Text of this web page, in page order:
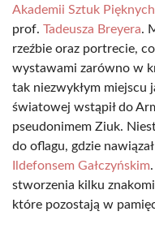
Akademii Sztuk
prof. Tadeusza Breyera.
rzeźbie oraz portrecie,
wystawami zarówno w
tak niezwykłym miejscu
światowej wstąpił do
pseudonimem Ziuk.
do oflagu, gdzie
Ildefonsem Gałczyńskim
stworzenia kilku
które pozostają w